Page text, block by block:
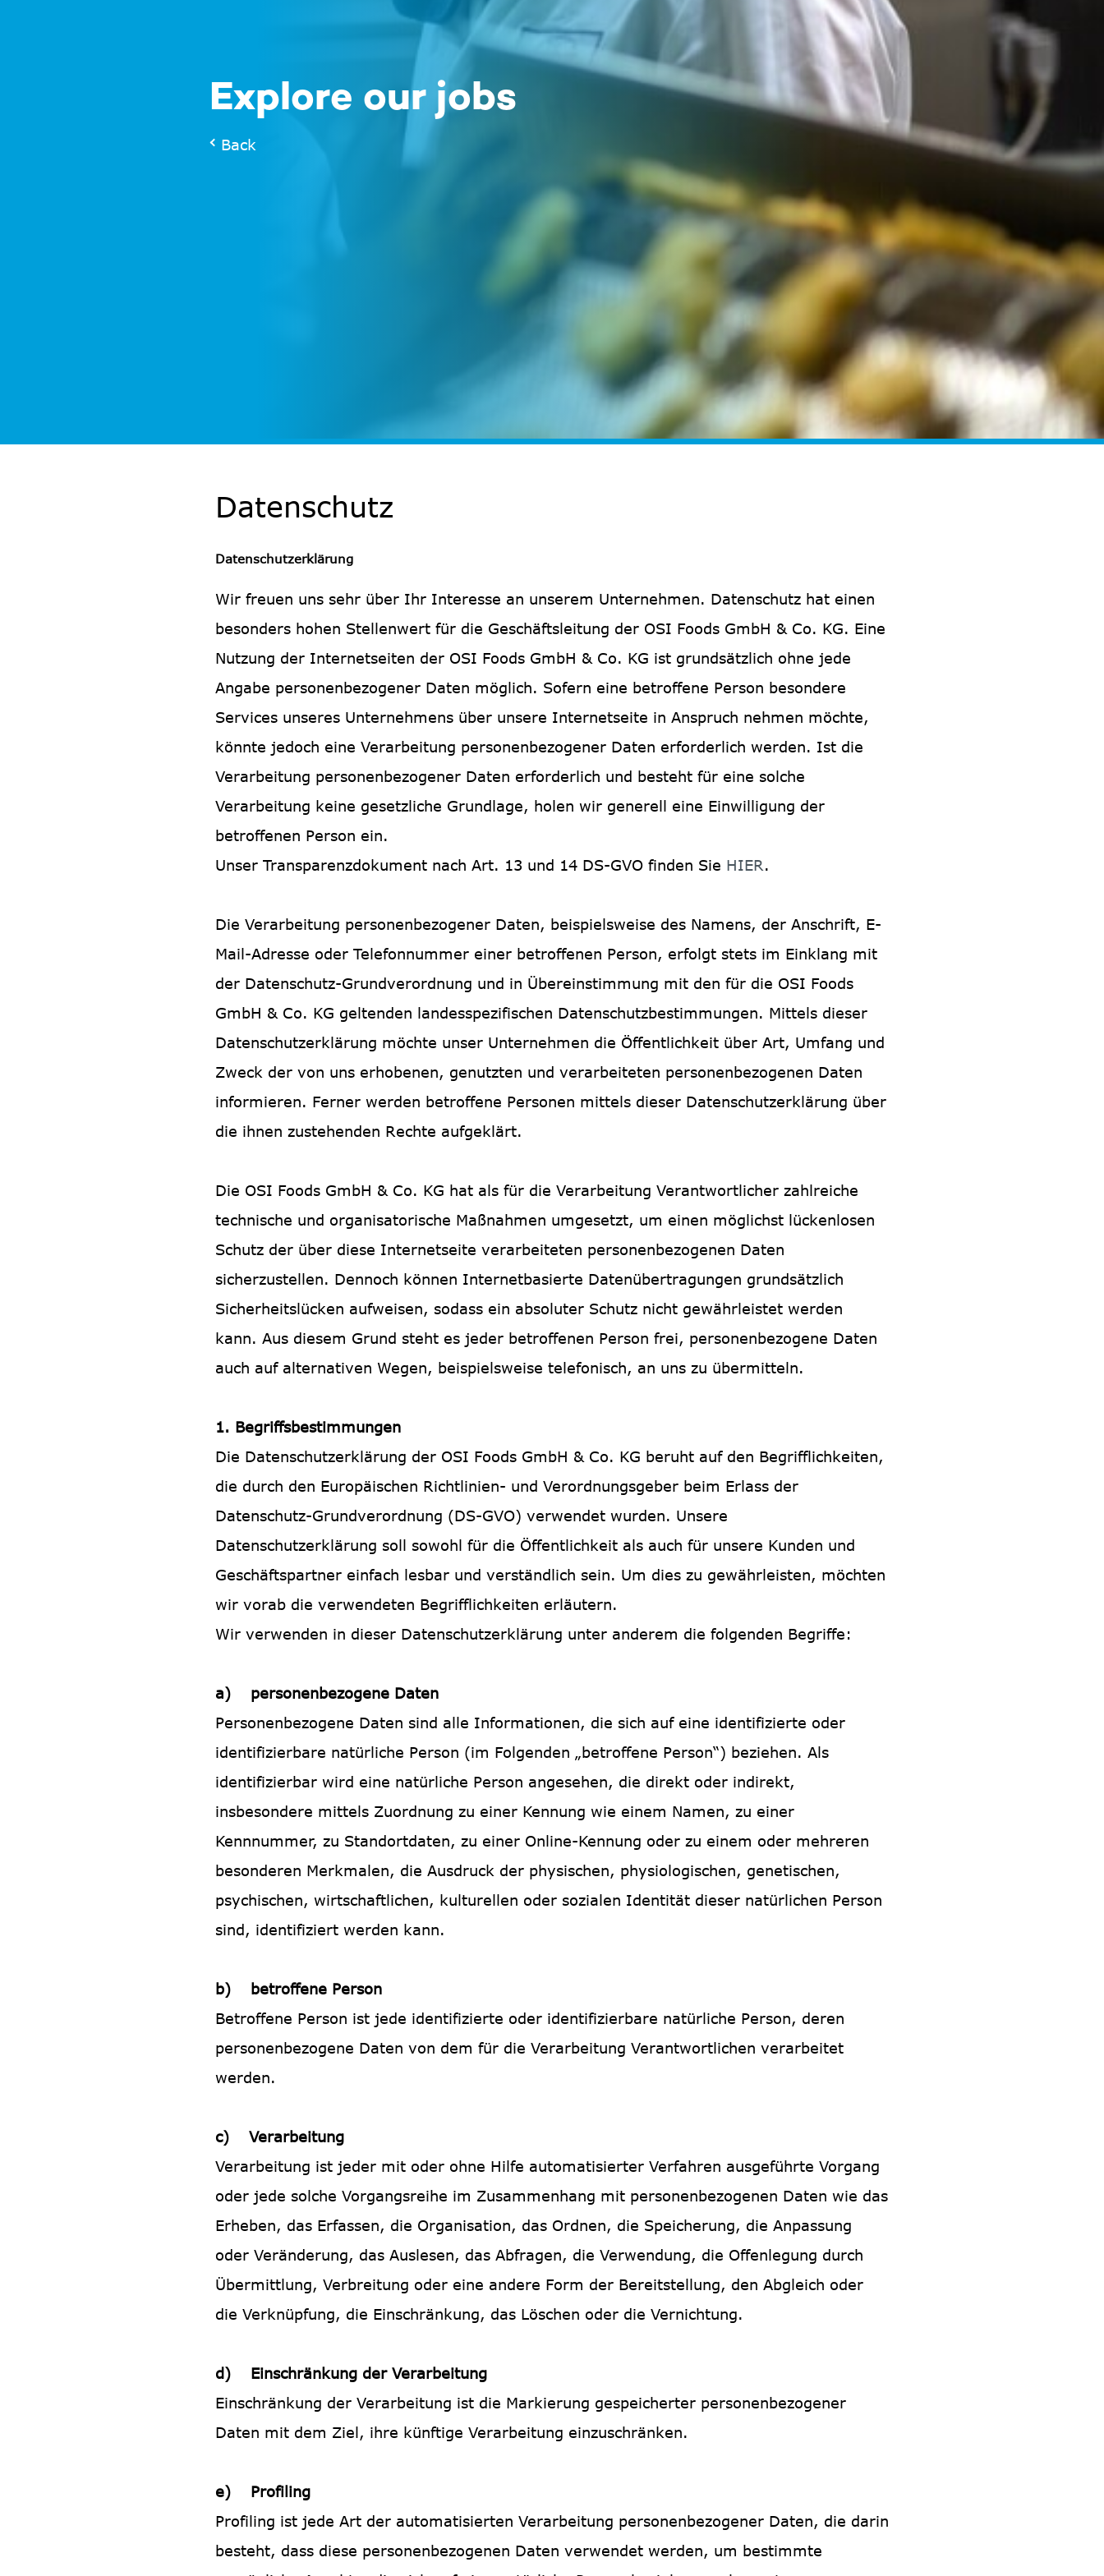
Explore our jobs
Back
Datenschutz
Datenschutzerklärung
Wir freuen uns sehr über Ihr Interesse an unserem Unternehmen. Datenschutz hat einen
besonders hohen Stellenwert für die Geschäftsleitung der OSI Foods GmbH & Co. KG. Eine
Nutzung der Internetseiten der OSI Foods GmbH & Co. KG ist grundsätzlich ohne jede
Angabe personenbezogener Daten möglich. Sofern eine betroffene Person besondere
Services unseres Unternehmens über unsere Internetseite in Anspruch nehmen möchte,
könnte jedoch eine Verarbeitung personenbezogener Daten erforderlich werden. Ist die
Verarbeitung personenbezogener Daten erforderlich und besteht für eine solche
Verarbeitung keine gesetzliche Grundlage, holen wir generell eine Einwilligung der
betroffenen Person ein.
Unser Transparenzdokument nach Art. 13 und 14 DS-GVO finden Sie HIER.
Die Verarbeitung personenbezogener Daten, beispielsweise des Namens, der Anschrift, E-
Mail-Adresse oder Telefonnummer einer betroffenen Person, erfolgt stets im Einklang mit
der Datenschutz-Grundverordnung und in Übereinstimmung mit den für die OSI Foods
GmbH & Co. KG geltenden landesspezifischen Datenschutzbestimmungen. Mittels dieser
Datenschutzerklärung möchte unser Unternehmen die Öffentlichkeit über Art, Umfang und
Zweck der von uns erhobenen, genutzten und verarbeiteten personenbezogenen Daten
informieren. Ferner werden betroffene Personen mittels dieser Datenschutzerklärung über
die ihnen zustehenden Rechte aufgeklärt.
Die OSI Foods GmbH & Co. KG hat als für die Verarbeitung Verantwortlicher zahlreiche
technische und organisatorische Maßnahmen umgesetzt, um einen möglichst lückenlosen
Schutz der über diese Internetseite verarbeiteten personenbezogenen Daten
sicherzustellen. Dennoch können Internetbasierte Datenübertragungen grundsätzlich
Sicherheitslücken aufweisen, sodass ein absoluter Schutz nicht gewährleistet werden
kann. Aus diesem Grund steht es jeder betroffenen Person frei, personenbezogene Daten
auch auf alternativen Wegen, beispielsweise telefonisch, an uns zu übermitteln.
1. Begriffsbestimmungen
Die Datenschutzerklärung der OSI Foods GmbH & Co. KG beruht auf den Begrifflichkeiten,
die durch den Europäischen Richtlinien- und Verordnungsgeber beim Erlass der
Datenschutz-Grundverordnung (DS-GVO) verwendet wurden. Unsere
Datenschutzerklärung soll sowohl für die Öffentlichkeit als auch für unsere Kunden und
Geschäftspartner einfach lesbar und verständlich sein. Um dies zu gewährleisten, möchten
wir vorab die verwendeten Begrifflichkeiten erläutern.
Wir verwenden in dieser Datenschutzerklärung unter anderem die folgenden Begriffe:
a) personenbezogene Daten
Personenbezogene Daten sind alle Informationen, die sich auf eine identifizierte oder
identifizierbare natürliche Person (im Folgenden „betroffene Person“) beziehen. Als
identifizierbar wird eine natürliche Person angesehen, die direkt oder indirekt,
insbesondere mittels Zuordnung zu einer Kennung wie einem Namen, zu einer
Kennnummer, zu Standortdaten, zu einer Online-Kennung oder zu einem oder mehreren
besonderen Merkmalen, die Ausdruck der physischen, physiologischen, genetischen,
psychischen, wirtschaftlichen, kulturellen oder sozialen Identität dieser natürlichen Person
sind, identifiziert werden kann.
b) betroffene Person
Betroffene Person ist jede identifizierte oder identifizierbare natürliche Person, deren
personenbezogene Daten von dem für die Verarbeitung Verantwortlichen verarbeitet
werden.
c) Verarbeitung
Verarbeitung ist jeder mit oder ohne Hilfe automatisierter Verfahren ausgeführte Vorgang
oder jede solche Vorgangsreihe im Zusammenhang mit personenbezogenen Daten wie das
Erheben, das Erfassen, die Organisation, das Ordnen, die Speicherung, die Anpassung
oder Veränderung, das Auslesen, das Abfragen, die Verwendung, die Offenlegung durch
Übermittlung, Verbreitung oder eine andere Form der Bereitstellung, den Abgleich oder
die Verknüpfung, die Einschränkung, das Löschen oder die Vernichtung.
d) Einschränkung der Verarbeitung
Einschränkung der Verarbeitung ist die Markierung gespeicherter personenbezogener
Daten mit dem Ziel, ihre künftige Verarbeitung einzuschränken.
e) Profiling
Profiling ist jede Art der automatisierten Verarbeitung personenbezogener Daten, die darin
besteht, dass diese personenbezogenen Daten verwendet werden, um bestimmte